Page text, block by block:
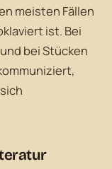
meisten Fällen
ist. Bei
bei Stücken